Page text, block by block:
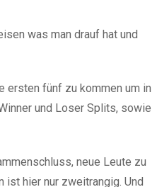
was man drauf hat und
ersten fünf zu kommen um in
und Loser Splits, sowie
neue Leute zu
ist hier nur zweitrangig. Und